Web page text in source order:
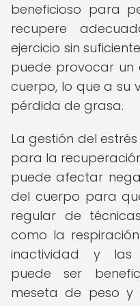
beneficioso para
recupere
ejercicio sin
puede provocar un
cuerpo, lo que a su
pérdida de grasa.
La gestión del
para la
puede afectar
del cuerpo para
regular de
como la
inactividad y las
puede ser
meseta de peso